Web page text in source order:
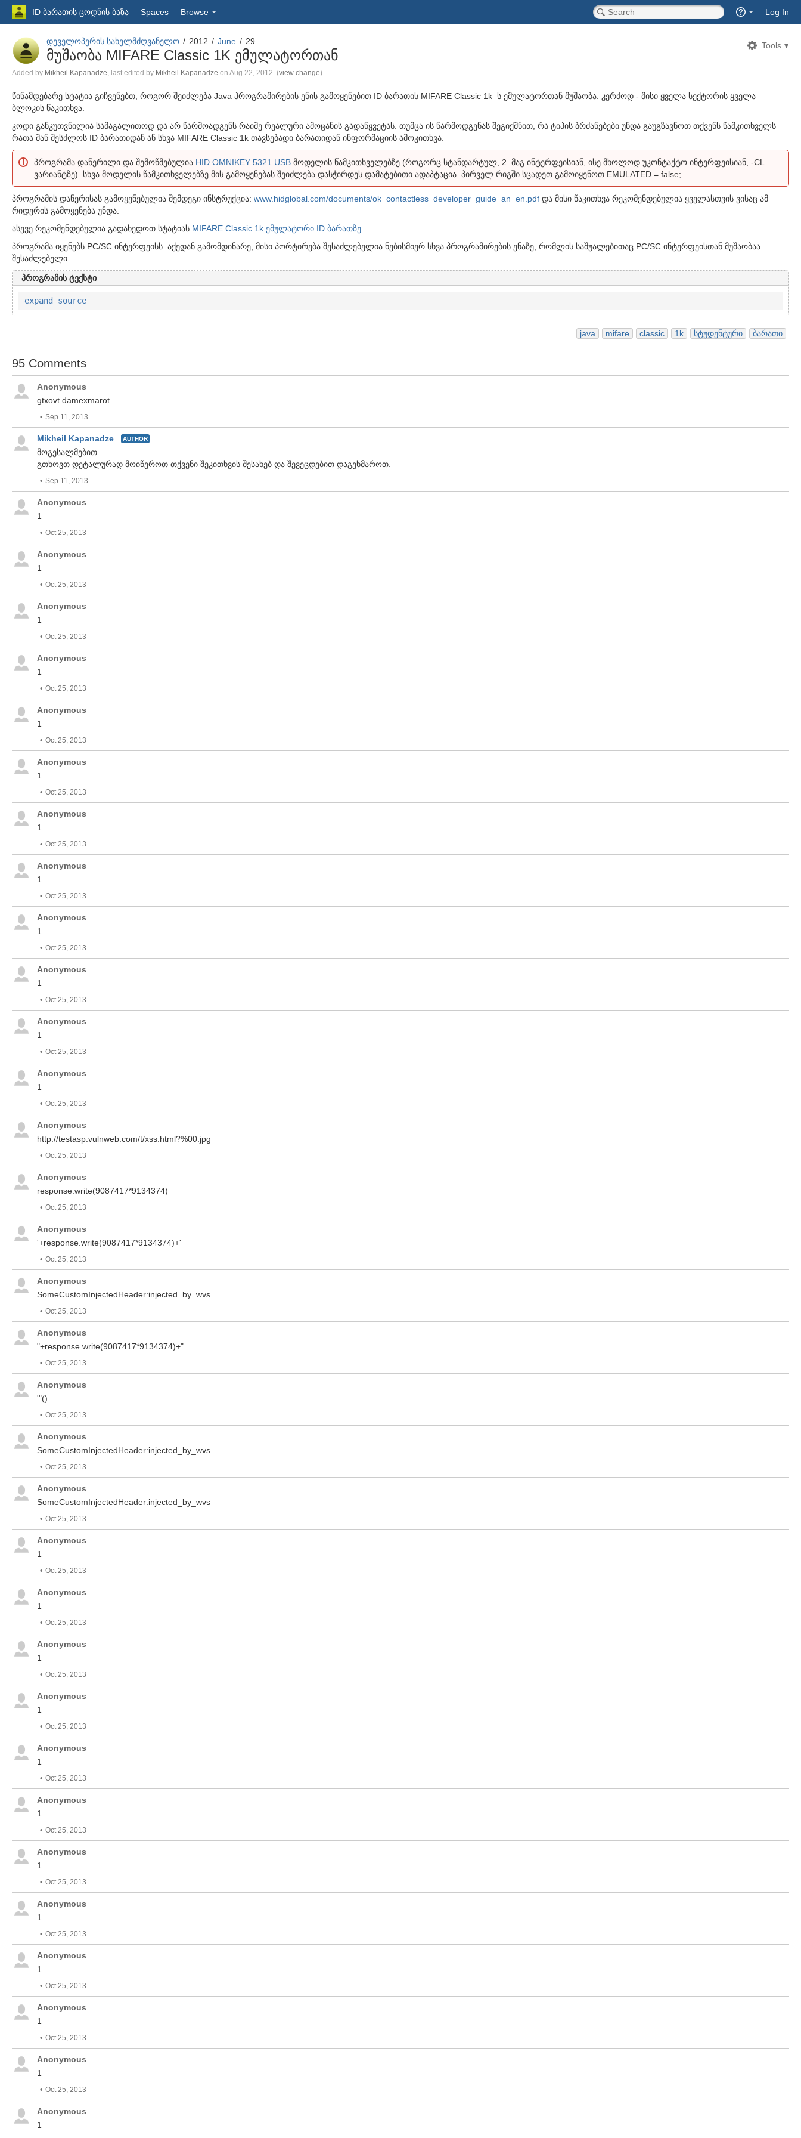
ID ბარათის ცოდნის ბაზა Spaces Browse
Quick
Search
Log In
Tools
დეველოპერის სახელმძღვანელო 2012 June 29
მუშაობა MIFARE Classic 1K ემულატორთან
Skip
end
of
metadata
Added by Mikheil Kapanadze, last edited by Mikheil Kapanadze on Aug 22, 2012 (view change)
Go
to
of
metadata
წინამდებარე სტატია გიჩვენებთ, როგორ შეიძლება Java პროგრამირების ენის გამოყენებით ID ბარათის MIFARE Classic 1k–ს ემულატორთან მუშაობა. კერძოდ - მისი ყველა სექტორის ყველა
ბლოკის წაკითხვა.
კოდი განკუთვნილია სამაგალითოდ და არ წარმოადგენს რაიმე რეალური ამოცანის გადაწყვეტას. თუმცა ის წარმოდგენას შეგიქმნით, რა ტიპის ბრძანებები უნდა გაუგზავნოთ თქვენს წამკითხველს
რათა მან შესძლოს ID ბარათიდან ან სხვა MIFARE Classic 1k თავსებადი ბარათიდან ინფორმაციის ამოკითხვა.
პროგრამა დაწერილი და შემოწმებულია HID OMNIKEY 5321 USB მოდელის წამკითხველებზე (როგორც სტანდარტულ, 2–მაგ ინტერფეისიან, ისე მხოლოდ უკონტაქტო ინტერფეისიან, -CL
ვარიანტზე). სხვა მოდელის წამკითხველებზე მის გამოყენებას შეიძლება დასჭირდეს დამატებითი ადაპტაცია. პირველ რიგში სცადეთ გამოიყენოთ EMULATED = false;
პროგრამის დაწერისას გამოყენებულია შემდეგი ინსტრუქცია: www.hidglobal.com/documents/ok_contactless_developer_guide_an_en.pdf და მისი წაკითხვა რეკომენდებულია ყველასთვის ვისაც ამ
რიდერის გამოყენება უნდა.
ასევე რეკომენდებულია გადახედოთ სტატიას MIFARE Classic 1k ემულატორი ID ბარათზე
პროგრამა იყენებს PC/SC ინტერფეისს. აქედან გამომდინარე, მისი პორტირება შესაძლებელია ნებისმიერ სხვა პროგრამირების ენაზე, რომლის საშუალებითაც PC/SC ინტერფეისთან მუშაობაა
შესაძლებელი.
პროგრამის ტექსტი
expand source
java mifare classic 1k სტუდენტური ბარათი
95 Comments
Anonymous
gtxovt damexmarot
Sep 11, 2013
Mikheil Kapanadze AUTHOR
მოგესალმებით.
გთხოვთ დეტალურად მოიწეროთ თქვენი შეკითხვის შესახებ და შევეცდებით დაგეხმაროთ.
Sep 11, 2013
Anonymous
1
Oct 25, 2013
Anonymous
1
Oct 25, 2013
Anonymous
1
Oct 25, 2013
Anonymous
1
Oct 25, 2013
Anonymous
1
Oct 25, 2013
Anonymous
1
Oct 25, 2013
Anonymous
1
Oct 25, 2013
Anonymous
1
Oct 25, 2013
Anonymous
1
Oct 25, 2013
Anonymous
1
Oct 25, 2013
Anonymous
1
Oct 25, 2013
Anonymous
1
Oct 25, 2013
Anonymous
http://testasp.vulnweb.com/t/xss.html?%00.jpg
Oct 25, 2013
Anonymous
response.write(9087417*9134374)
Oct 25, 2013
Anonymous
'+response.write(9087417*9134374)+'
Oct 25, 2013
Anonymous
SomeCustomInjectedHeader:injected_by_wvs
Oct 25, 2013
Anonymous
"+response.write(9087417*9134374)+"
Oct 25, 2013
Anonymous
'"()
Oct 25, 2013
Anonymous
SomeCustomInjectedHeader:injected_by_wvs
Oct 25, 2013
Anonymous
SomeCustomInjectedHeader:injected_by_wvs
Oct 25, 2013
Anonymous
1
Oct 25, 2013
Anonymous
1
Oct 25, 2013
Anonymous
1
Oct 25, 2013
Anonymous
1
Oct 25, 2013
Anonymous
1
Oct 25, 2013
Anonymous
1
Oct 25, 2013
Anonymous
1
Oct 25, 2013
Anonymous
1
Oct 25, 2013
Anonymous
1
Oct 25, 2013
Anonymous
1
Oct 25, 2013
Anonymous
1
Oct 25, 2013
Anonymous
1